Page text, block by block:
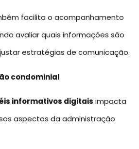
facilita o acompanhamento
avaliar quais informações são
estratégias de comunicação.
condominial
informativos digitais impacta
aspectos da administração